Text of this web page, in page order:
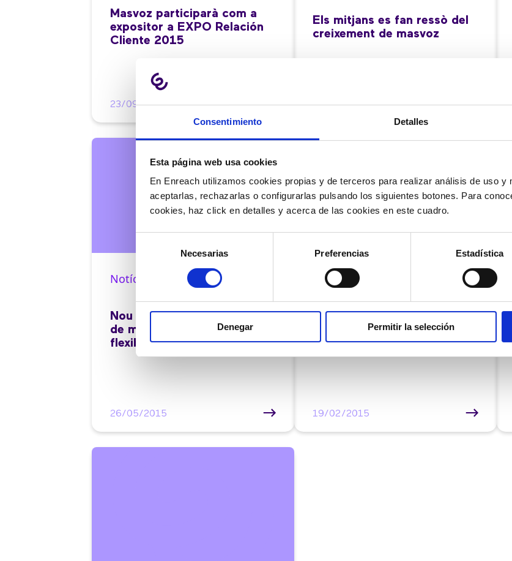
Consentimiento Detalles
Esta página web usa cookies
En Enreach utilizamos cookies propias y de terceros para realizar análisis de uso y
aceptarlas, rechazarlas o configurarlas pulsando los siguientes botones. Para
cookies, haz click en detalles y acerca de las cookies en este cuadro.
de
consentimiento
Necesarias Preferencias Estadística
Denegar Permitir la selección
Masvoz participarà com a
expositor a EXPO Relación
Cliente 2015
23/09/2015
Els mitjans es fan ressò del
creixement de masvoz
04/09/2015
Notícies | 3 min
Nou Cloud Contact Center
de masvoz: més potent i
flexible que mai
26/05/2015
Notícies |
Masvoz presentarà una nova
aplicació multidispositiu al
Mobile World Congress
19/02/2015